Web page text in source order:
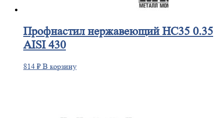
Профнастилнержавеющий НС35 0.35
AISI 430
814 ₽ В корзину